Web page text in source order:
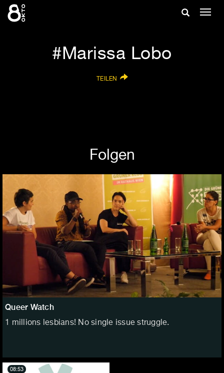
Zum
Inhalt
Suche
Marissa Lobo
TEILEN
Folgen
Queer Watch
1 millions lesbians! No single issue struggle.
08:53